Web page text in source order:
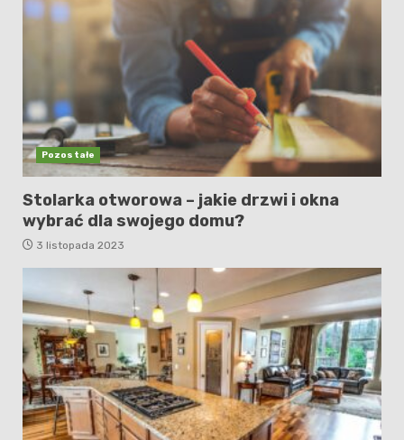
Pozostałe
Stolarka otworowa – jakie drzwi i okna
wybrać dla swojego domu?
3 listopada 2023